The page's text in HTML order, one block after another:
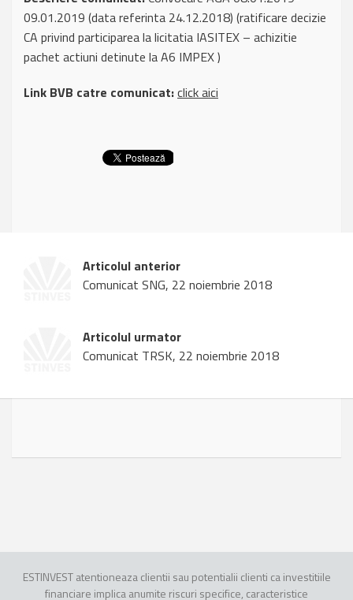
09.01.2019 (data referinta 24.12.2018) (ratificare decizie
CA privind participarea la licitatia IASITEX – achizitie
pachet actiuni detinute la A6 IMPEX )
Link BVB catre comunicat:click aici
Articolul anterior
Comunicat SNG, 22 noiembrie 2018
Articolul urmator
Comunicat TRSK, 22 noiembrie 2018
ESTINVEST atentioneaza clientii sau potentialii clienti ca investitiile
financiare implica anumite riscuri specifice, caracteristice